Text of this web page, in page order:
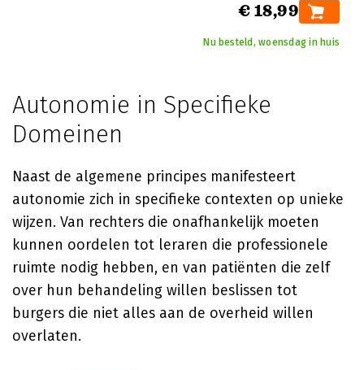
€ 18,99
Nu besteld, woensdag in huis
Autonomie in Specifieke
Domeinen
Naast de algemene principes manifesteert
autonomie zich in specifieke contexten op unieke
wijzen. Van rechters die onafhankelijk moeten
kunnen oordelen tot leraren die professionele
ruimte nodig hebben, en van patiënten die zelf
over hun behandeling willen beslissen tot
burgers die niet alles aan de overheid willen
overlaten.